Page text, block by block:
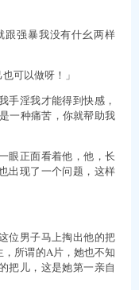
跟强暴我没有什幺两样
可以做呀！」
手淫我才能得到快感，
一种痛苦，你就帮助我
眼正面看着他，他，长
出现了一个问题，这样
位男子马上掏出他的把
所谓的A片，她也不知
把儿，这是她第一亲自